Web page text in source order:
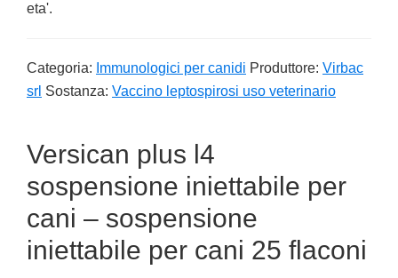
eta'.
Categoria: Immunologici per canidi Produttore: Virbac
srl Sostanza: Vaccino leptospirosi uso veterinario
Versican plus l4
sospensione iniettabile per
cani – sospensione
iniettabile per cani 25 flaconi